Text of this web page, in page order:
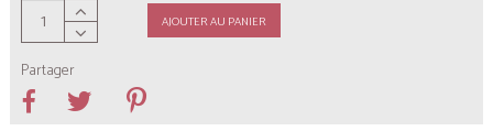
AJOUTER AU PANIER
Partager